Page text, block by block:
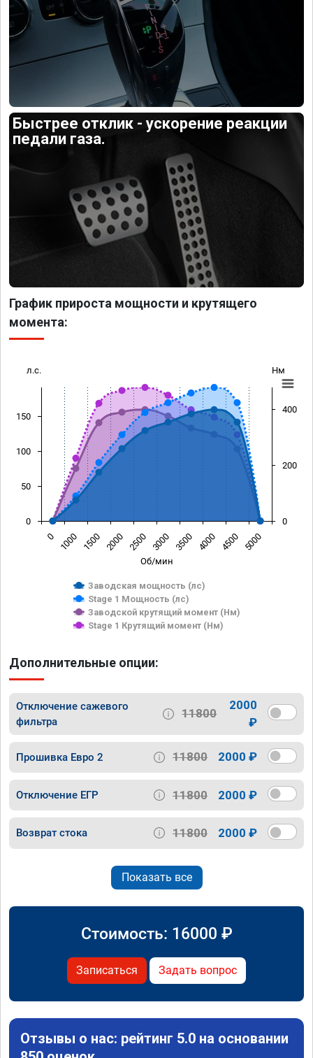
Быстрее отклик - ускорение реакции
педали газа.
График прироста мощности и крутящего
момента:
Об/мин
л.с. Нм
Заводская мощность (лс)
Stage 1 Мощность (лс)
Заводской крутящий момент (Нм)
Stage 1 Крутящий момент (Нм)
0 1000 1500 2000 2500 3000 3500 4000 4500 5000
0
50
100
150
0
200
400
Дополнительные опции:
Отключение сажевого
фильтра
11800
2000
₽
Прошивка Евро 2 11800 2000 ₽
Отключение ЕГР 11800 2000 ₽
Возврат стока 11800 2000 ₽
Показать все
Стоимость: 16000 ₽
Записаться Задать вопрос
Отзывы о нас: рейтинг 5.0 на основании